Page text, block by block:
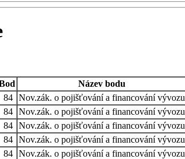
Název bodu
84 Nov.zák. o pojišťování a financování vývozu
84 Nov.zák. o pojišťování a financování vývozu
84 Nov.zák. o pojišťování a financování vývozu
84 Nov.zák. o pojišťování a financování vývozu
84 Nov.zák. o pojišťování a financování vývozu